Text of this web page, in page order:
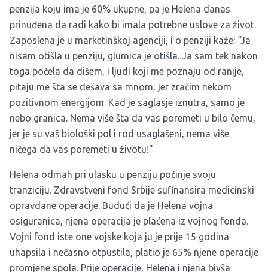
penzija koju ima je 60% ukupne, pa je Helena danas
prinuđena da radi kako bi imala potrebne uslove za život.
Zaposlena je u marketinškoj agenciji, i o penziji kaže: “Ja
nisam otišla u penziju, glumica je otišla. Ja sam tek nakon
toga počela da dišem, i ljudi koji me poznaju od ranije,
pitaju me šta se dešava sa mnom, jer zračim nekom
pozitivnom energijom. Kad je saglasje iznutra, samo je
nebo granica. Nema više šta da vas poremeti u bilo čemu,
jer je su vaš biološki pol i rod usaglašeni, nema više
ničega da vas poremeti u životu!”
Helena odmah pri ulasku u penziju počinje svoju
tranziciju. Zdravstveni fond Srbije sufinansira medicinski
opravdane operacije. Budući da je Helena vojna
osiguranica, njena operacija je plaćena iz vojnog fonda.
Vojni fond iste one vojske koja ju je prije 15 godina
uhapsila i nečasno otpustila, platio je 65% njene operacije
promjene spola. Prije operacije, Helena i njena bivša